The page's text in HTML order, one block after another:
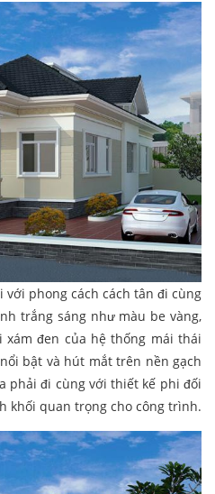
với phong cách cách tân đi cùng
trắng sáng như màu be vàng,
đen của hệ thống mái thái
bật và hút mắt trên nền gạch
phải đi cùng với thiết kế phi đối
khối quan trọng cho công trình.